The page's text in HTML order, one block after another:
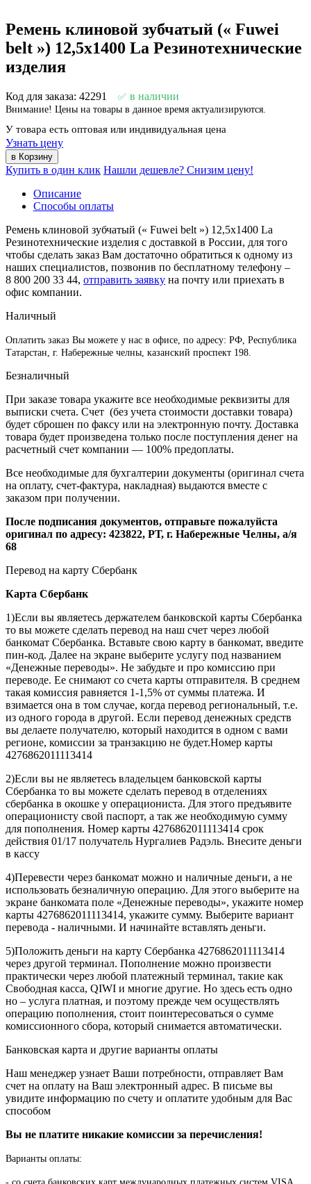
Ремень клиновой зубчатый (« Fuwei
belt ») 12,5х1400 La Резинотехнические
изделия
Код для заказа: 42291 в наличии
Внимание! Цены на товары в данное время актуализируются.
У товара есть оптовая или индивидуальная цена
Узнать цену
Купить в один клик Нашли дешевле? Снизим цену!
Описание
Способы оплаты
Ремень клиновой зубчатый (« Fuwei belt ») 12,5х1400 La
Резинотехнические изделия с доставкой в России, для того
чтобы сделать заказ Вам достаточно обратиться к одному из
наших специалистов, позвонив по бесплатному телефону –
8 800 200 33 44, отправить заявку на почту или приехать в
офис компании.
Наличный
Оплатить заказ Вы можете у нас в офисе, по адресу: РФ, Республика
Татарстан, г. Набережные челны, казанский проспект 198.
Безналичный
При заказе товара укажите все необходимые реквизиты для
выписки счета. Счет (без учета стоимости доставки товара)
будет сброшен по факсу или на электронную почту. Доставка
товара будет произведена только после поступления денег на
расчетный счет компании — 100% предоплаты.
Все необходимые для бухгалтерии документы (оригинал счета
на оплату, счет-фактура, накладная) выдаются вместе с
заказом при получении.
После подписания документов, отправьте пожалуйста
оригинал по адресу: 423822, РТ, г. Набережные Челны, а/я
68
Перевод на карту Сбербанк
Карта Сбербанк
1)Если вы являетесь держателем банковской карты Сбербанка
то вы можете сделать перевод на наш счет через любой
банкомат Сбербанка. Вставьте свою карту в банкомат, введите
пин-код. Далее на экране выберите услугу под названием
«Денежные переводы». Не забудьте и про комиссию при
переводе. Ее снимают со счета карты отправителя. В среднем
такая комиссия равняется 1-1,5% от суммы платежа. И
взимается она в том случае, когда перевод региональный, т.е.
из одного города в другой. Если перевод денежных средств
вы делаете получателю, который находится в одном с вами
регионе, комиссии за транзакцию не будет.Номер карты
4276862011113414
2)Если вы не являетесь владельцем банковской карты
Сбербанка то вы можете сделать перевод в отделениях
сбербанка в окошке у операциониста. Для этого предъявите
операционисту свой паспорт, а так же необходимую сумму
для пополнения. Номер карты 4276862011113414 срок
действия 01/17 получатель Нургалиев Радэль. Внесите деньги
в кассу
4)Перевести через банкомат можно и наличные деньги, а не
использовать безналичную операцию. Для этого выберите на
экране банкомата поле «Денежные переводы», укажите номер
карты 4276862011113414, укажите сумму. Выберите вариант
перевода - наличными. И начинайте вставлять деньги.
5)Положить деньги на карту Сбербанка 4276862011113414
через другой терминал. Пополнение можно произвести
практически через любой платежный терминал, такие как
Свободная касса, QIWI и многие другие. Но здесь есть одно
но – услуга платная, и поэтому прежде чем осуществлять
операцию пополнения, стоит поинтересоваться о сумме
комиссионного сбора, который снимается автоматически.
Банковская карта и другие варианты оплаты
Наш менеджер узнает Ваши потребности, отправляет Вам
счет на оплату на Ваш электронный адрес. В письме вы
увидите информацию по счету и оплатите удобным для Вас
способом
Вы не платите никакие комиссии за перечисления!
Варианты оплаты: